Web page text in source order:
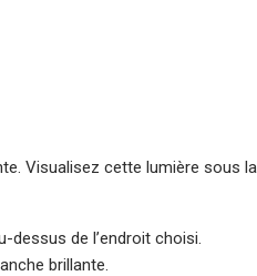
Visualisez cette lumière sous la
de l’endroit choisi.
brillante.